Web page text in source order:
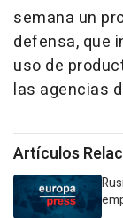
semana un
defensa, que
uso de
las agencias
Artículos